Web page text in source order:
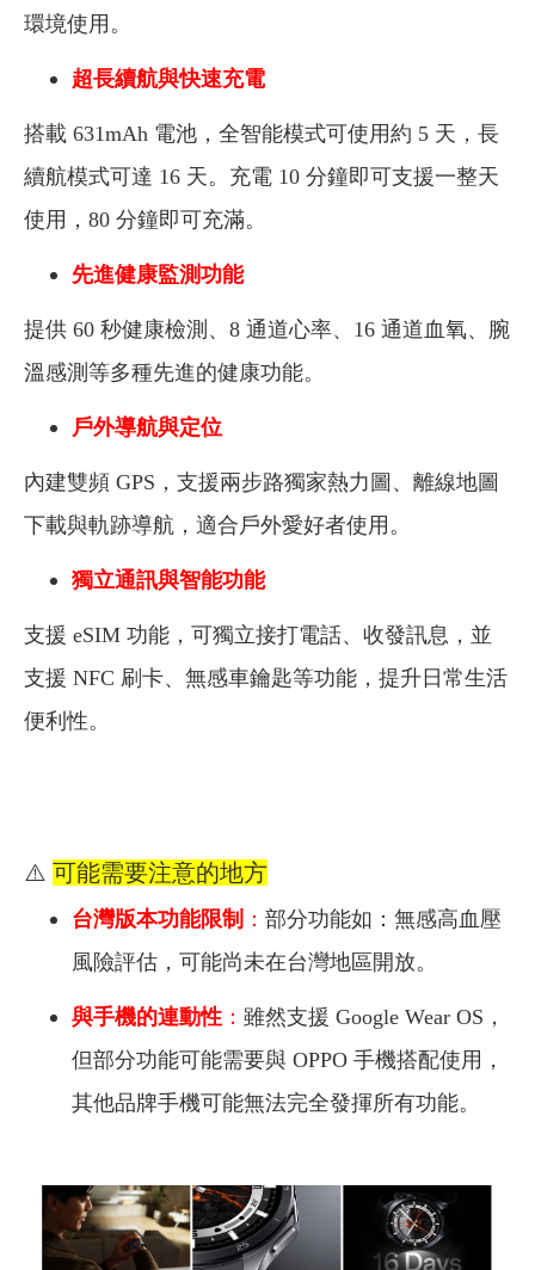
環境使用。
超長續航與快速充電
搭載 631mAh 電池，全智能模式可使用約 5 天，長
續航模式可達 16 天。充電 10 分鐘即可支援一整天
使用，80 分鐘即可充滿。
先進健康監測功能
提供 60 秒健康檢測、8 通道心率、16 通道血氧、腕
溫感測等多種先進的健康功能。
戶外導航與定位
內建雙頻 GPS，支援兩步路獨家熱力圖、離線地圖
下載與軌跡導航，適合戶外愛好者使用。
獨立通訊與智能功能
支援 eSIM 功能，可獨立接打電話、收發訊息，並
支援 NFC 刷卡、無感車鑰匙等功能，提升日常生活
便利性。
⚠️ 可能需要注意的地方
台灣版本功能限制 ： 部分功能如：無感高血壓
風險評估，可能尚未在台灣地區開放。
與手機的連動性 ： 雖然支援 Google Wear OS，
但部分功能可能需要與 OPPO 手機搭配使用，
其他品牌手機可能無法完全發揮所有功能。